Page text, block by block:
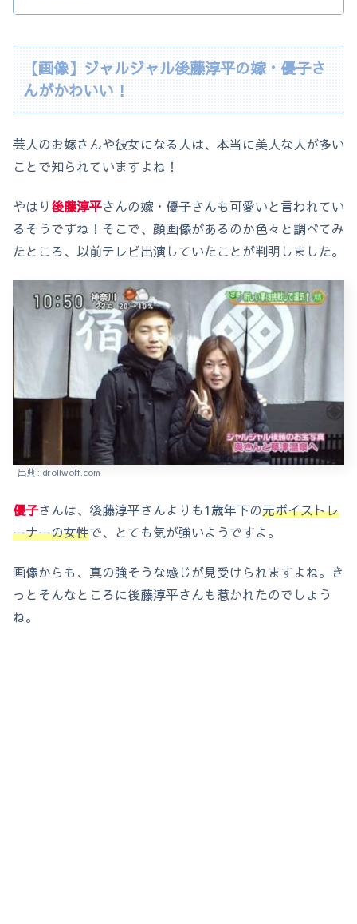
【画像】ジャルジャル後藤淳平の嫁・優子さ
んがかわいい！
芸人のお嫁さんや彼女になる人は、本当に美人な人が多い
ことで知られていますよね！
やはり 後藤淳平さんの嫁・優子さんも可愛いと言われてい
るそうですね！そこで、顔画像があるのか色々と調べてみ
たところ、以前テレビ出演していたことが判明しました。
出典 : drollwolf.com
優子さんは、後藤淳平さんよりも1歳年下の元ボイストレ
ーナーの女性で、とても気が強いようですよ。
画像からも、真の強そうな感じが見受けられますよね。き
っとそんなところに後藤淳平さんも惹かれたのでしょう
ね。